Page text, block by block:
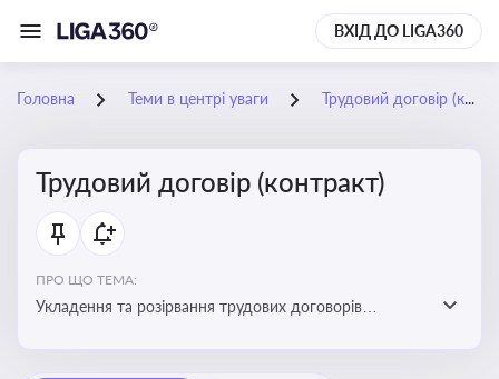
ВХІД ДО LIGA360
Головна Теми в центрі уваги Трудовий договір (контракт)
Трудовий договір (контракт)
ПРО ЩО ТЕМА:
Укладення та розірвання трудових договорів